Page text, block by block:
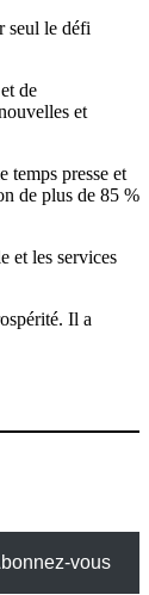
seul le défi
de
et
temps presse et
de plus de 85 %
et les services
Il a
vous